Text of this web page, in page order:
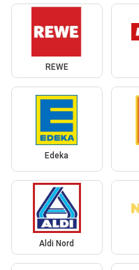
REWE
Edeka
Aldi Nord